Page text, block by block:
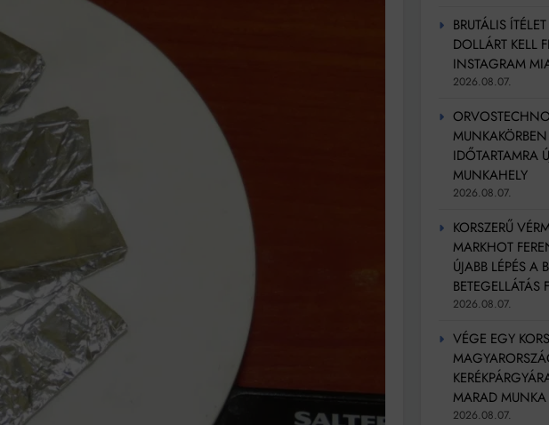
Karinthy Frigyes: a zseni, aki belenézett a saját koponyájába
Az ördög még mindig Pradát visel. De te miért öltözöl hozzá?
Móricz Zsigmond: falusi író vagy boncmester?
Mindenki a világot akarja uralni – de nem csak a 80-as években
lapostetők: a bevált technológia akkor működik, ha jól van felújítva
BRUTÁLIS
DOLLÁRT KELL
INSTAGRAM
2026.08.07.
IDŐTARTAMRA
MUNKAHELY
2026.08.07.
KORSZERŰ
MARKHOT
ÚJABB LÉPÉS A
BETEGELLÁTÁS
2026.08.07.
VÉGE EGY
MARAD MUNKA
2026.08.07.